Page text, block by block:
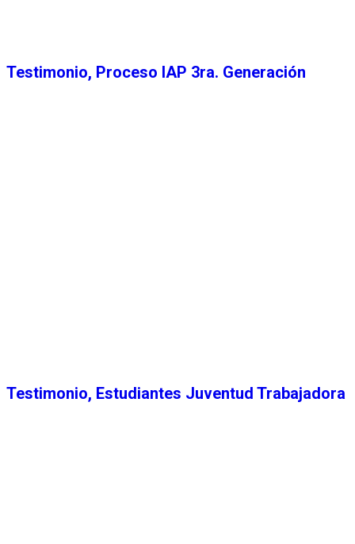
Testimonio, Proceso IAP 3ra. Generación
Testimonio, Estudiantes Juventud Trabajadora